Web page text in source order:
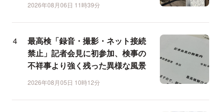
2026年08月06日 11時39分
最高検「録音・撮影・ネット接続
禁止」記者会見に初参加、検事の
不祥事より強く残った異様な風景
2026年08月05日 10時12分